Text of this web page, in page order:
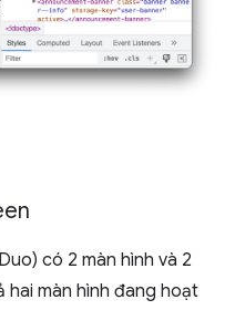
có 2 màn hình và 2
màn hình đang hoạt